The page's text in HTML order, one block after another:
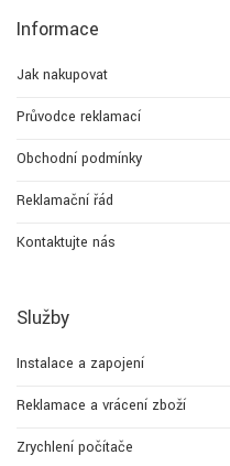
Informace
Jak nakupovat
Průvodce reklamací
Obchodní podmínky
Reklamační řád
Kontaktujte nás
Služby
Instalace a zapojení
Reklamace a vrácení zboží
Zrychlení počítače